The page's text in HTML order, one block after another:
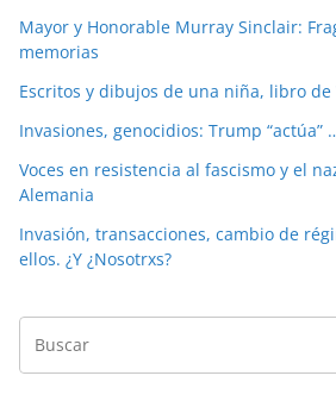
Mayor y Honorable Murray Sinclair:
memorias
Escritos y dibujos de una niña, libro de
Invasiones, genocidios: Trump “actúa”
Voces en resistencia al fascismo y el
Alemania
Invasión, transacciones, cambio de
ellos. ¿Y ¿Nosotrxs?